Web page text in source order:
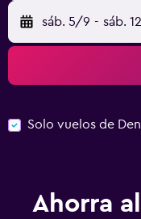
sáb. 5/9 - sáb.
Solo vuelos de
Ahorra